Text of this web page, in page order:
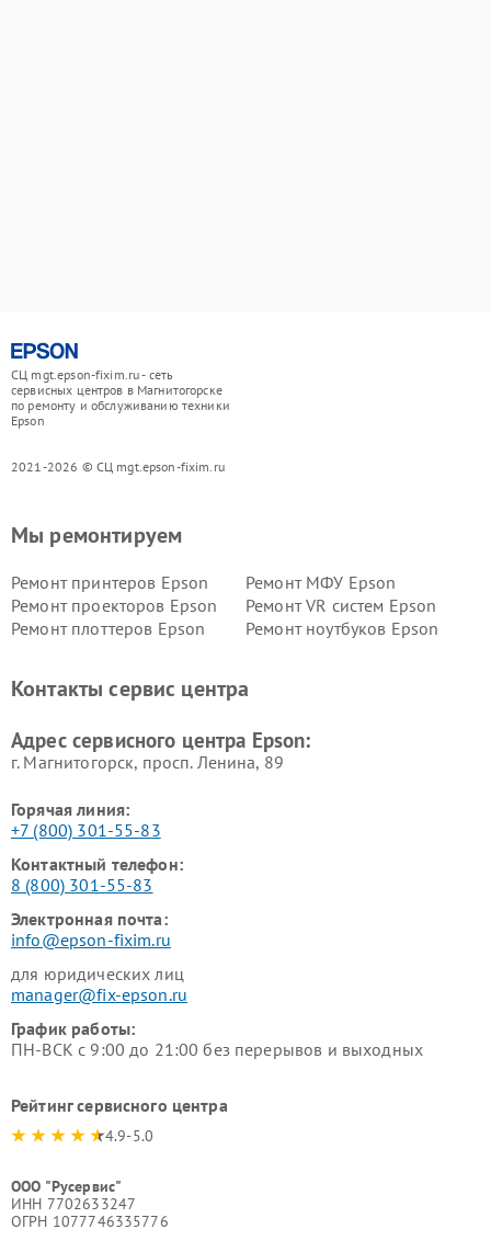
СЦ mgt.epson-fixim.ru - сеть
сервисных центров в Магнитогорске
по ремонту и обслуживанию техники
Epson
2021-2026 © СЦ mgt.epson-fixim.ru
Мы ремонтируем
Ремонт принтеров Epson
Ремонт МФУ Epson
Ремонт проекторов Epson
Ремонт VR систем Epson
Ремонт плоттеров Epson
Ремонт ноутбуков Epson
Контакты сервис центра
Адрес сервисного центра Epson:
г. Магнитогорск, просп. Ленина, 89
Горячая линия:
+7 (800) 301-55-83
Контактный телефон:
8 (800) 301-55-83
Электронная почта:
info@epson-fixim.ru
для юридических лиц
manager@fix-epson.ru
График работы:
ПН-ВСК с 9:00 до 21:00 без перерывов и выходных
Рейтинг сервисного центра
4.9-5.0
ООО "Русервис"
ИНН 7702633247
ОГРН 1077746335776